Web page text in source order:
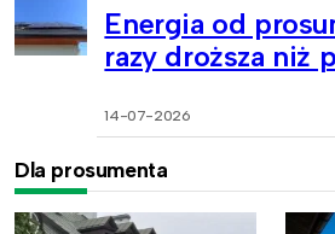
Energia od
razy droższa niż
14-07-2026
Dla prosumenta